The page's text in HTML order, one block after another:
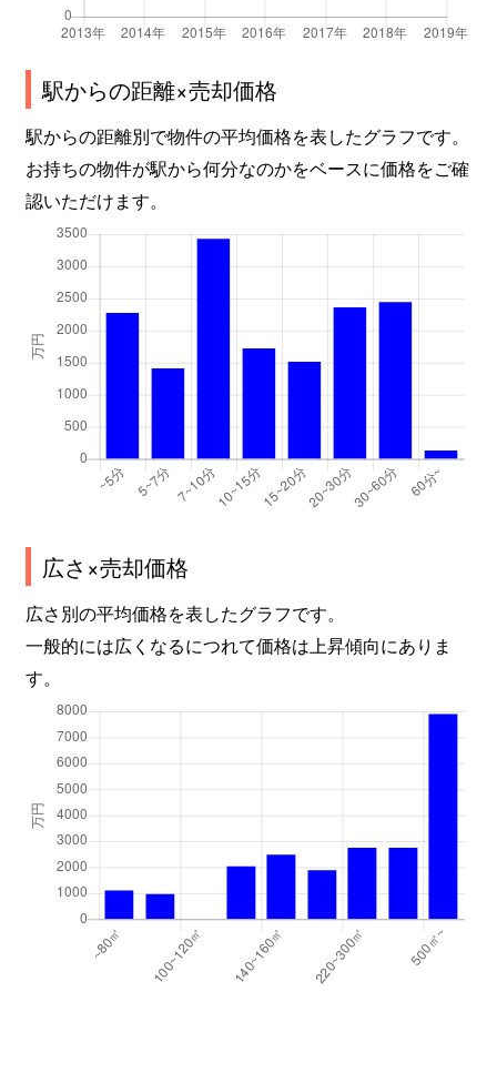
駅からの距離×売却価格
駅からの距離別で物件の平均価格を表したグラフです。
お持ちの物件が駅から何分なのかをベースに価格をご確
認いただけます。
広さ×売却価格
広さ別の平均価格を表したグラフです。
一般的には広くなるにつれて価格は上昇傾向にありま
す。